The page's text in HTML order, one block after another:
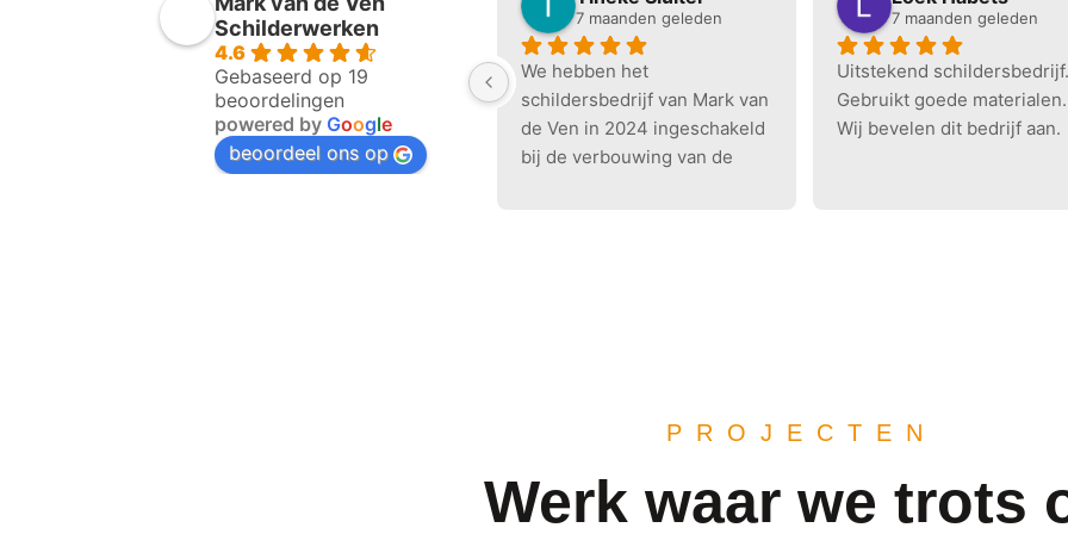
Schilderwerken
4.6
Gebaseerd op 19
beoordelingen
powered by Google
beoordeel ons op
7 maanden geleden
We hebben het
schildersbedrijf van Mark van
de Ven in 2024 ingeschakeld
bij de verbouwing van de
7 maanden geleden
Uitstekend schildersbedrijf.
Gebruikt goede materialen.
Wij bevelen dit bedrijf aan.
PROJECTEN
Werk waar we trots